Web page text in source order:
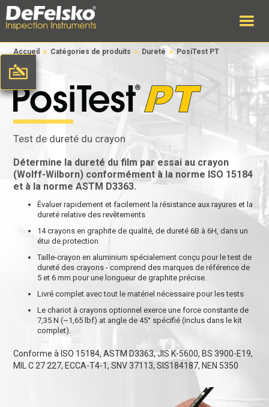
Accueil > Catégories de produits > Dureté > PosiTest PT
Test de dureté du crayon
Détermine la dureté du film par essai au crayon
(Wolff-Wilborn) conformément à la norme ISO 15184
et à la norme ASTM D3363.
Évaluer rapidement et facilement la résistance aux rayures et la
dureté relative des revêtements
14 crayons en graphite de qualité, de dureté 6B à 6H, dans un
étui de protection
Taille-crayon en aluminium spécialement conçu pour le test de
dureté des crayons - comprend des marques de référence de
5 et 6 mm pour une longueur de graphite précise.
Livré complet avec tout le matériel nécessaire pour les tests
Le chariot à crayons optionnel exerce une force constante de
7,35 N (~1,65 lbf) at angle de 45° spécifié (inclus dans le kit
complet).
Conforme à ISO 15184, ASTM D3363, JIS K-5600, BS 3900-E19,
MIL C 27 227, ECCA-T4-1, SNV 37113, SIS184187, NEN 5350